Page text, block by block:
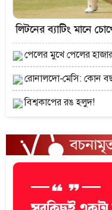
লিটনের ব্যাটিং মানে
পেলের মুখে পেলের
রোনালদো-মেসি: কোন
বিশ্বকাপের রঙ হলুদ!